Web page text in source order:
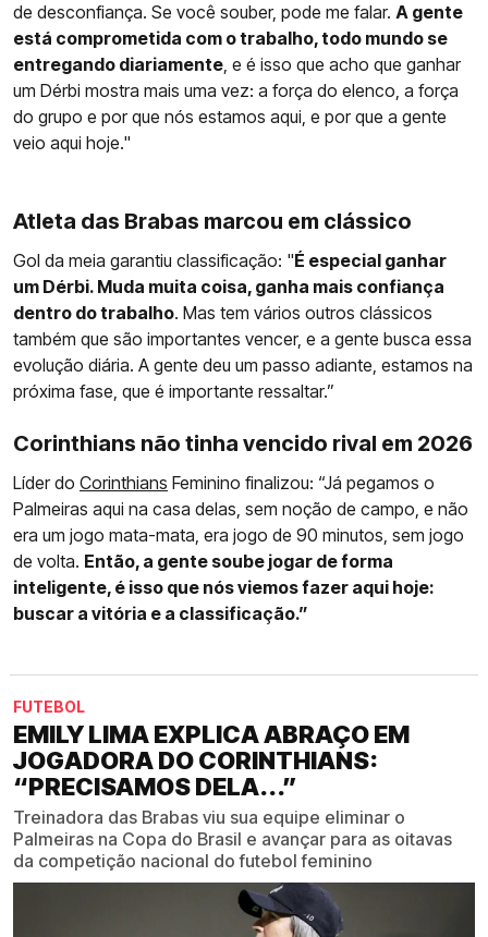
de desconfiança. Se você souber, pode me falar. A gente
está comprometida com o trabalho, todo mundo se
entregando diariamente, e é isso que acho que ganhar
um Dérbi mostra mais uma vez: a força do elenco, a força
do grupo e por que nós estamos aqui, e por que a gente
veio aqui hoje."
Atleta das Brabas marcou em clássico
Gol da meia garantiu classificação: "É especial ganhar
um Dérbi. Muda muita coisa, ganha mais confiança
dentro do trabalho. Mas tem vários outros clássicos
também que são importantes vencer, e a gente busca essa
evolução diária. A gente deu um passo adiante, estamos na
próxima fase, que é importante ressaltar.”
Corinthians não tinha vencido rival em 2026
Líder do Corinthians Feminino finalizou: “Já pegamos o
Palmeiras aqui na casa delas, sem noção de campo, e não
era um jogo mata-mata, era jogo de 90 minutos, sem jogo
de volta. Então, a gente soube jogar de forma
inteligente, é isso que nós viemos fazer aqui hoje:
buscar a vitória e a classificação.”
FUTEBOL
EMILY LIMA EXPLICA ABRAÇO EM
JOGADORA DO CORINTHIANS:
“PRECISAMOS DELA...”
Treinadora das Brabas viu sua equipe eliminar o
Palmeiras na Copa do Brasil e avançar para as oitavas
da competição nacional do futebol feminino